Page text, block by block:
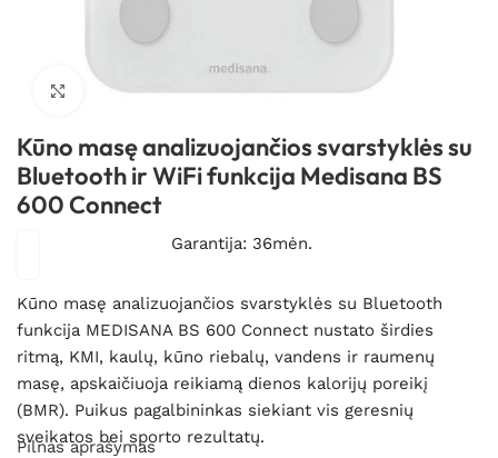
Spustelėkite, kad padidintumėte
Kūno masę analizuojančios svarstyklės su
Bluetooth ir WiFi funkcija Medisana BS
600 Connect
Garantija: 36mėn.
Kūno masę analizuojančios svarstyklės su Bluetooth
funkcija MEDISANA BS 600 Connect nustato širdies
ritmą, KMI, kaulų, kūno riebalų, vandens ir raumenų
masę, apskaičiuoja reikiamą dienos kalorijų poreikį
(BMR). Puikus pagalbininkas siekiant vis geresnių
sveikatos bei sporto rezultatų.
Pilnas aprašymas